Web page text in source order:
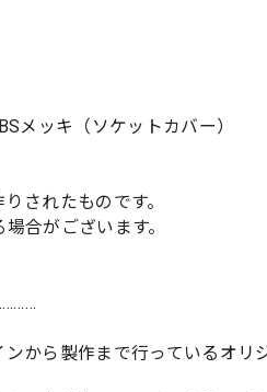
ッキ（ソケットカバー）
されたものです。
がございます。
から製作まで行っているオリ